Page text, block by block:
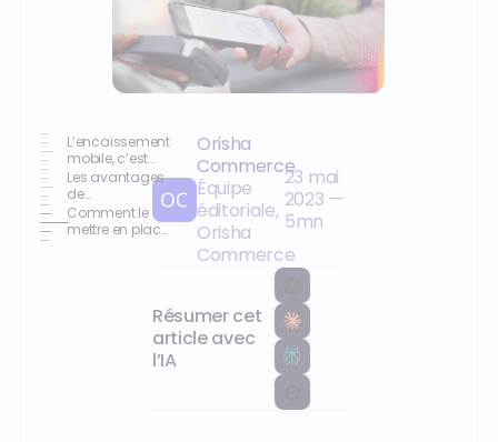
L’encaissement
mobile, c’est
quoi ?
Les avantages
de
l’encaissement
mobile
Comment le
mettre en place
Orisha
Commerce
Équipe
éditoriale,
Orisha
Commerce
23 mai
2023 —
5mn
Résumer cet
article avec
l’IA